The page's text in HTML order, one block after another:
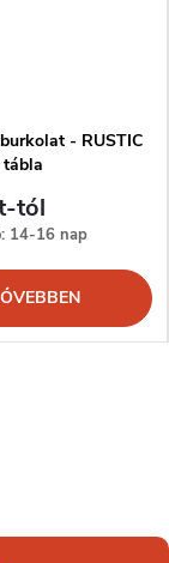
- RUSTIC
tábla
tól
14-16 nap